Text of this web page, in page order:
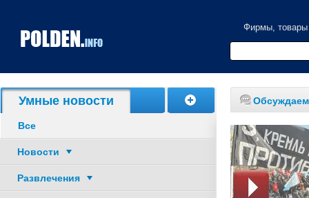
Фирмы, товары
Умные новости
Все
Новости
Развлечения
Обсуждаем